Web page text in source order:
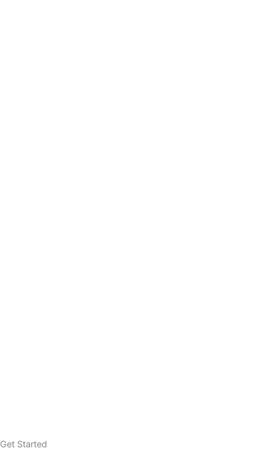
Get Started